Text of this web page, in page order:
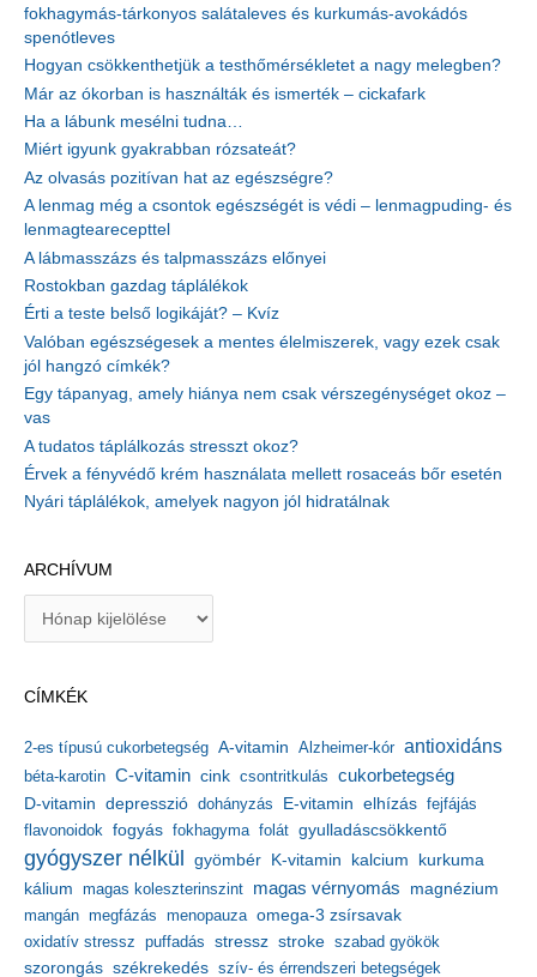
fokhagymás-tárkonyos salátaleves és kurkumás-avokádós
spenótleves
Hogyan csökkenthetjük a testhőmérsékletet a nagy melegben?
Már az ókorban is használták és ismerték – cickafark
Ha a lábunk mesélni tudna…
Miért igyunk gyakrabban rózsateát?
Az olvasás pozitívan hat az egészségre?
A lenmag még a csontok egészségét is védi – lenmagpuding- és
lenmagtearecepttel
A lábmasszázs és talpmasszázs előnyei
Rostokban gazdag táplálékok
Érti a teste belső logikáját? – Kvíz
Valóban egészségesek a mentes élelmiszerek, vagy ezek csak
jól hangzó címkék?
Egy tápanyag, amely hiánya nem csak vérszegénységet okoz –
vas
A tudatos táplálkozás stresszt okoz?
Érvek a fényvédő krém használata mellett rosaceás bőr esetén
Nyári táplálékok, amelyek nagyon jól hidratálnak
ARCHÍVUM
í
u
m
CÍMKÉK
2-es típusú cukorbetegség A-vitamin Alzheimer-kór antioxidáns
béta-karotin C-vitamin cink csontritkulás cukorbetegség
D-vitamin depresszió dohányzás E-vitamin elhízás fejfájás
flavonoidok fogyás fokhagyma folát gyulladáscsökkentő
gyógyszer nélkül gyömbér K-vitamin kalcium kurkuma
kálium magas koleszterinszint magas vérnyomás magnézium
mangán megfázás menopauza omega-3 zsírsavak
oxidatív stressz puffadás stressz stroke szabad gyökök
szorongás székrekedés szív- és érrendszeri betegségek